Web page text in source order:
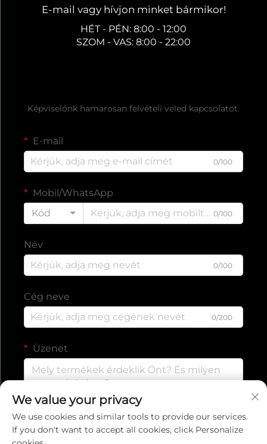
E-mail vagy hívjon minket bármikor!
HÉT - PÉN: 8:00 - 12:00
SZOM - VAS: 8:00 - 22:00
Képviselőnk hamarosan felvételi veled kapcsolatot.
E-mail
0/100
Mobil/WhatsApp
Kód
0/100
Név
0/100
Cég neve
0/200
Üzenet
We value your privacy
We use cookies and similar tools to provide our services.
If you don't want to accept all cookies, click Personalize